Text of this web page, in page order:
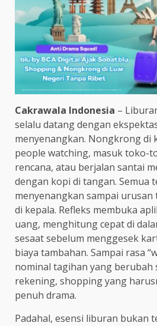
Cakrawala Indonesia –
selalu datang dengan
menyenangkan. Nongkrong di
people watching, masuk toko-
rencana, atau berjalan santai
dengan kopi di tangan. Semua
menyenangkan sampai
di kepala. Refleks membuka
uang, menghitung cepat di
sesaat sebelum menggesek
biaya tambahan. Sampai rasa
nominal tagihan yang berubah
rekening, shopping yang
penuh drama.
Padahal, esensi liburan bukan